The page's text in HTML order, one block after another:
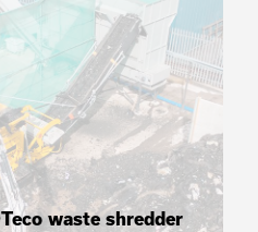
waste shredder